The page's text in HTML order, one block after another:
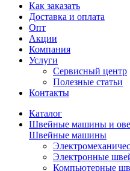
Как заказать
Доставка и оплата
Опт
Акции
Компания
Услуги
Сервисный центр
Полезные статьи
Контакты
Каталог
Швейные машины и
Швейные машины
Электронные
Компьютерные